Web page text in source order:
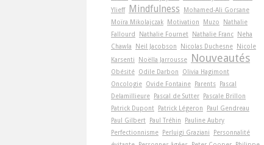
Ylieff
Mindfulness
Mohamed-Ali Gorsane
Moïra Mikolajczak Motivation Muzo
Nathalie
Fallourd
Nathalie Fournet Nathalie Franc Neha
Chawla
Neil Jacobson Nicolas Duchesne Nicole
Karsenti
Noëlla Jarrousse Nouveautés
Obésité Odile Darbon
Olivia Hagimont
Oncologie Ovide Fontaine Parents Pascal
Delamillieure Pascal de Sutter Pascale Brillon
Patrick Dupont Patrick Légeron
Paul Gendreau
Paul Gilbert Paul Tréhin
Pauline Aubry
Perfectionnisme Perluigi Graziani
Personnalité